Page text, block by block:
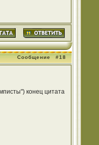
Сообщение #18
конец цитата